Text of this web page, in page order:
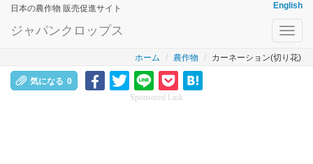
日本の農作物 販売促進サイト English
ジャパンクロップス
ホーム 農作物 カーネーション(切り花)
気になる 0
Sponsored Link